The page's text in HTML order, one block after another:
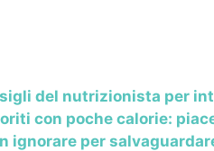
del nutrizionista per
con poche calorie:
ignorare per